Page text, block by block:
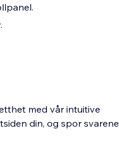
med vår intuitive
din, og spor svarene